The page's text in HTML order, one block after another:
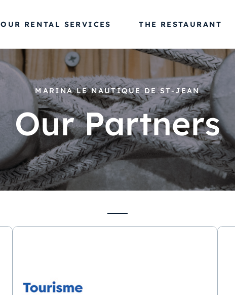
OUR RENTAL SERVICES THE RESTAURANT
MARINA LE NAUTIQUE DE ST-JEAN
Our Partners